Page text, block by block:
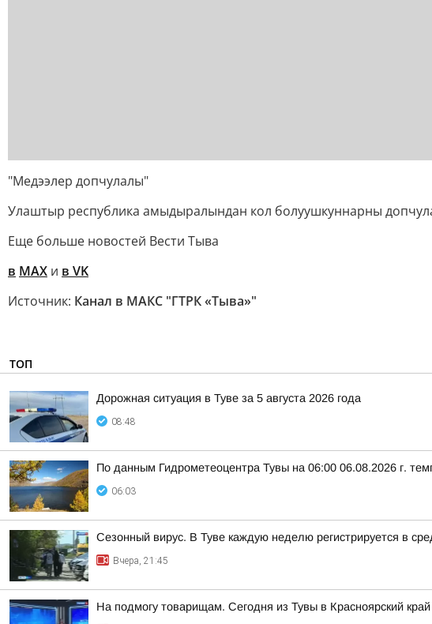
"Медээлер допчулалы"
Улаштыр республика амыдыралындан кол болуушкуннарны
Еще больше новостей Вести Тыва
в MAX и в VK
Источник: Канал в МАКС "ГТРК «Тыва»"
ТОП
Дорожная ситуация в Туве за 5 августа 2026 года
08:48
По данным Гидрометеоцентра Тувы на 06:00 06.08.2026 г.
06:03
Сезонный вирус. В Туве каждую неделю регистрируется в
Вчера, 21:45
На подмогу товарищам. Сегодня из Тувы в Красноярский